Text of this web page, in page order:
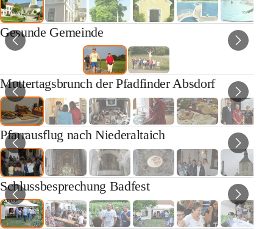
Gesunde Gemeinde
Muttertagsbrunch der Pfadfinder Absdorf
Pfarrausflug nach Niederaltaich
Schlussbesprechung Badfest